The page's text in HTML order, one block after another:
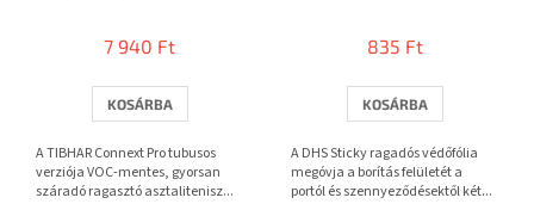
7 940 Ft
KOSÁRBA
A TIBHAR Connext Pro tubusos
verziója VOC-mentes, gyorsan
száradó ragasztó asztalitenisz...
835 Ft
KOSÁRBA
A DHS Sticky ragadós védőfólia
megóvja a borítás felületét a
portól és szennyeződésektől két...